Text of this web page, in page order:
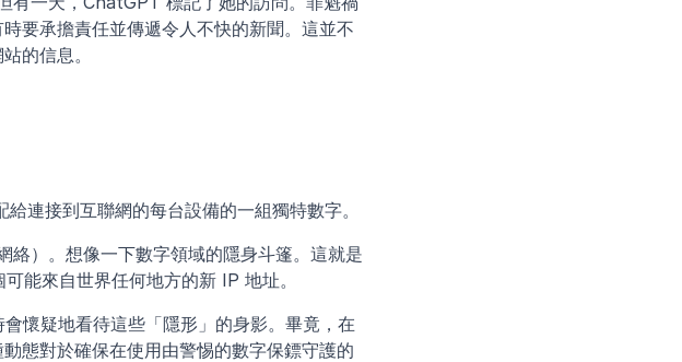
要承擔責任並傳遞令人不快的新聞。這並不
的信息。
連接到互聯網的每台設備的一組獨特數字。
）。想像一下數字領域的隱身斗篷。這就是
能來自世界任何地方的新 IP 地址。
懷疑地看待這些「隱形」的身影。畢竟，在
態對於確保在使用由警惕的數字保鏢守護的